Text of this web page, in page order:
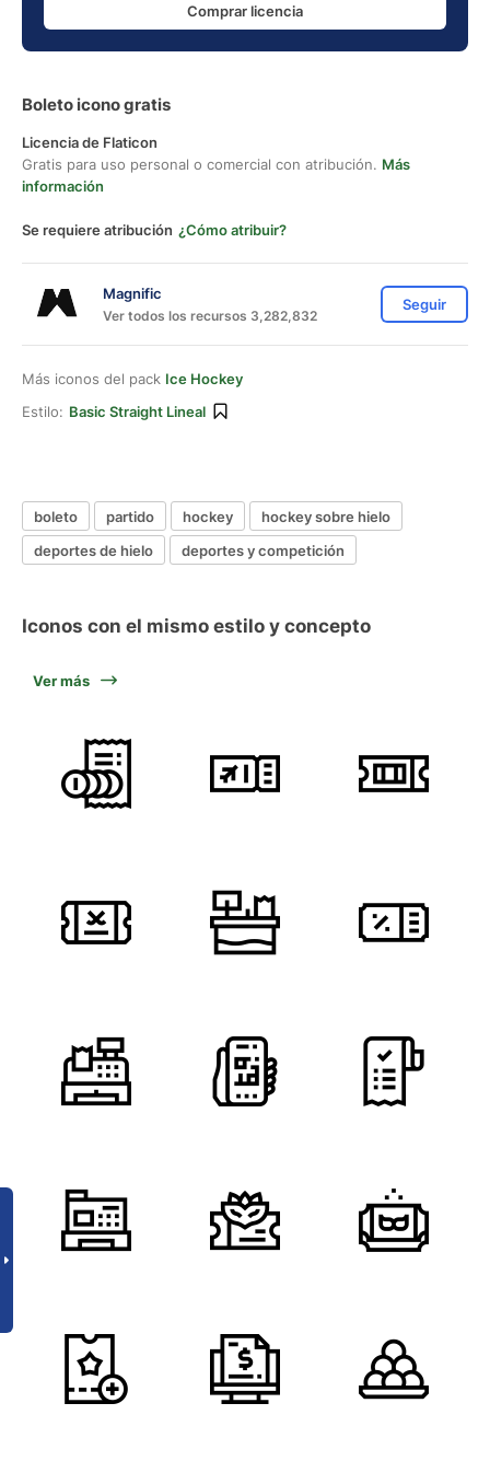
Comprar licencia
Boleto icono gratis
Licencia de Flaticon
Gratis para uso personal o comercial con atribución. Más
información
Se requiere atribución ¿Cómo atribuir?
Magnific
Ver todos los recursos 3,282,832
Seguir
Más iconos del pack Ice Hockey
Estilo: Basic Straight Lineal
boleto partido hockey
hockey sobre hielo
deportes de hielo
deportes y competición
Iconos con el mismo estilo y concepto
Ver más